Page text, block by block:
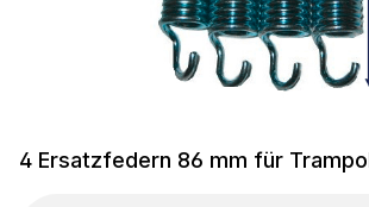
4 Ersatzfedern 86 mm für